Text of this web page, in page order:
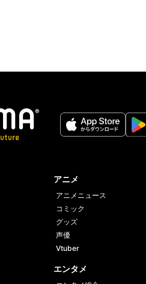
アニメ
アニメニュース
コミック
グッズ
声優
Vtuber
エンタメ